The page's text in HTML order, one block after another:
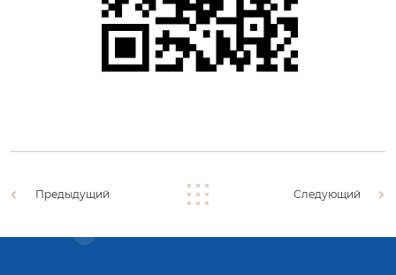
Предыдущий Следующий